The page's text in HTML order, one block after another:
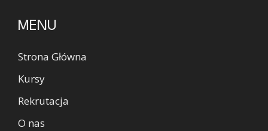
MENU
Strona Główna
Kursy
Rekrutacja
O nas